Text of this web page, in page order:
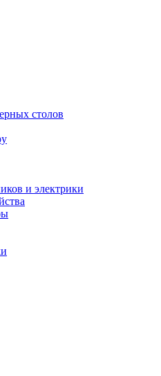
столов
и электрики